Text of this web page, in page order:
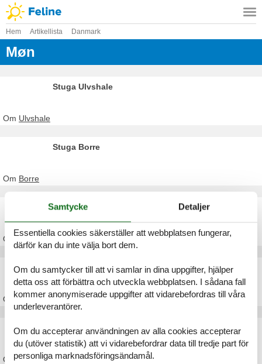
Hem Artikellista Danmark
Møn
Stuga Ulvshale
Om Ulvshale
Stuga Borre
Om Borre
Stuga Stege
OmStege
Stuga Bogø
OmBogø
Stuga Råbylille Strand
OmRåbylille Strand
Samtycke Detaljer
Essentiella cookies säkerställer att webbplatsen fungerar,
därför kan du inte välja bort dem.
Om du samtycker till att vi samlar in dina uppgifter, hjälper
detta oss att förbättra och utveckla webbplatsen. I sådana fall
kommer anonymiserade uppgifter att vidarebefordras till våra
underleverantörer.
Om du accepterar användningen av alla cookies accepterar
du (utöver statistik) att vi vidarebefordrar data till tredje part för
personliga marknadsföringsändamål.